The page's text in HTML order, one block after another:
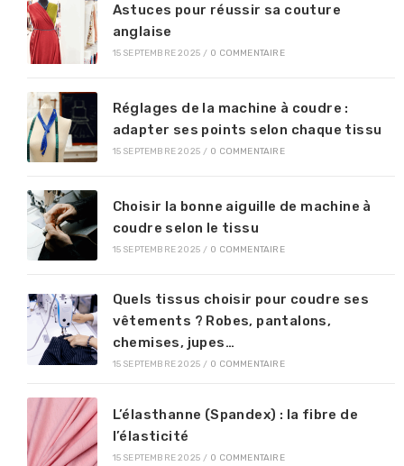
Astuces pour réussir sa couture
anglaise
15 SEPTEMBRE 2025 / 0 COMMENTAIRE
Réglages de la machine à coudre :
adapter ses points selon chaque tissu
15 SEPTEMBRE 2025 / 0 COMMENTAIRE
Choisir la bonne aiguille de machine à
coudre selon le tissu
15 SEPTEMBRE 2025 / 0 COMMENTAIRE
Quels tissus choisir pour coudre ses
vêtements ? Robes, pantalons,
chemises, jupes…
15 SEPTEMBRE 2025 / 0 COMMENTAIRE
L’élasthanne (Spandex) : la fibre de
l’élasticité
15 SEPTEMBRE 2025 / 0 COMMENTAIRE